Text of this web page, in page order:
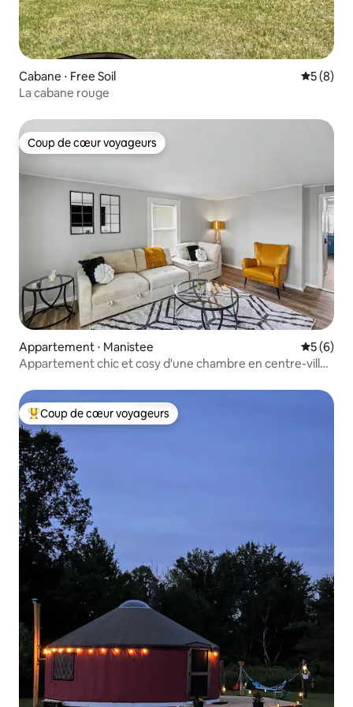
Cabane ⋅ Free Soil
5 (8)
La cabane rouge
Coup de cœur voyageurs
Coup de cœur voyageurs
Appartement ⋅ Manistee
5 (6)
Appartement chic et cosy d'une chambre en centre-ville
Coups de cœur voyageurs les plus appréciés
Coup de cœur voyageurs